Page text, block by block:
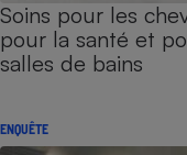
Soins pour les
pour la santé et
salles de bains
ENQUÊTE